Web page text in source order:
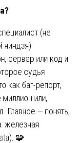
(не
ниндзя)
сервер или код и
судья
как баг-репорт,
или,
Главное — понять,
железная
🧩